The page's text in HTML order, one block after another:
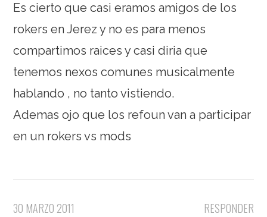
Es cierto que casi eramos amigos de los
rokers en Jerez y no es para menos
compartimos raices y casi diria que
tenemos nexos comunes musicalmente
hablando , no tanto vistiendo.
Ademas ojo que los refoun van a participar
en un rokers vs mods
RESPONDER
30 MARZO 2011